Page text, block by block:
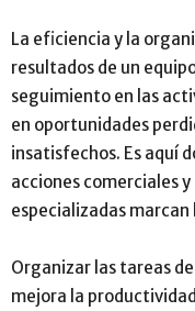
La eficiencia y la
resultados de un
seguimiento en las
en oportunidades
insatisfechos. Es aquí
acciones comerciales
especializadas
Organizar las tareas
mejora la